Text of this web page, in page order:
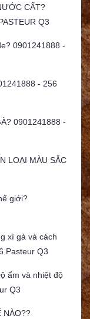
CẤT?
Q3
0901241888 -
- 256
0901241888 -
LOẠI MÀU SẮC
giới?
xì gà và cách
Pasteur Q3
ẩm và nhiệt độ
Q3
NÀO??